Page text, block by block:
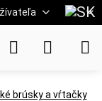
brúsky a vŕtačky